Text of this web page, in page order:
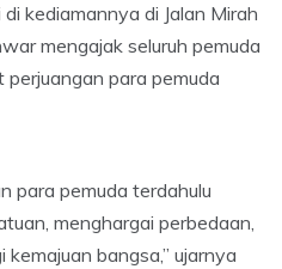
kediamannya di Jalan Mirah
mengajak seluruh pemuda
para pemuda
para pemuda terdahulu
menghargai perbedaan,
bangsa,” ujarnya